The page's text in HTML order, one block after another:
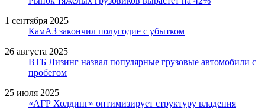
1 сентября 2025
КамАЗ закончил полугодие с убытком
26 августа 2025
ВТБ Лизинг назвал популярные грузовые автомобили с
пробегом
25 июля 2025
«АГР Холдинг» оптимизирует структуру владения